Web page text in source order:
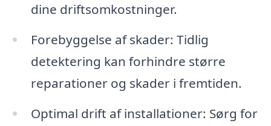
dine driftsomkostninger.
Forebyggelse af skader: Tidlig
detektering kan forhindre større
reparationer og skader i fremtiden.
Optimal drift af installationer: Sørg for